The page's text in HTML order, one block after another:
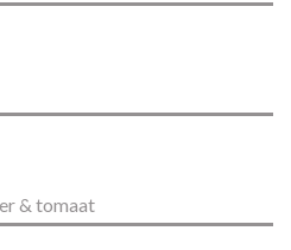
& tomaat